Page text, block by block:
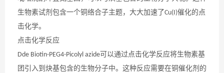
生物素试剂包含一个铜络合子主题，大大加速了Cu(I)催化的点
击化学。
点击化学反应
Dde Biotin-PEG4-Picolyl azide可以通过点击化学反应将生物素基
团引入到炔基包含的生物分子中。这种反应需要在铜催化剂的